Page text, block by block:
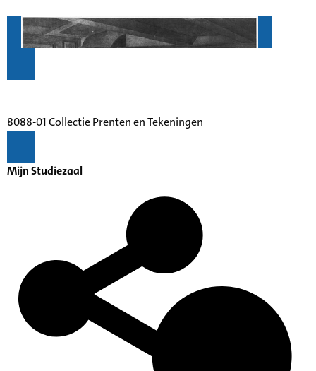
8088-01 Collectie Prenten en Tekeningen
Mijn Studiezaal